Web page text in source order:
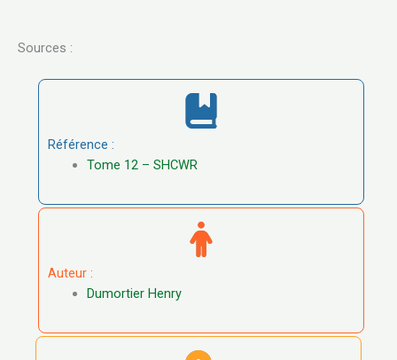
Sources :
Référence :
Tome 12 – SHCWR
Auteur :
Dumortier Henry